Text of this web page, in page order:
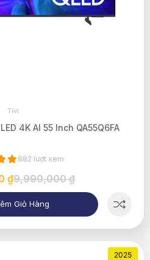
Tivi
4K AI 55 Inch QA55Q6FA
882 lượt xem
₫9,990,000 ₫
Giỏ Hàng
2025